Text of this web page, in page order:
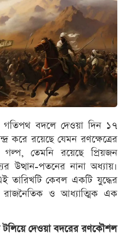
গতিপথ বদলে দেওয়া দিন ১৭
করে রয়েছে যেমন রণক্ষেত্রের
তেমনি রয়েছে প্রিয়জন
উত্থান-পতনের নানা অধ্যায়।
তারিখটি কেবল একটি যুদ্ধের
রাজনৈতিক ও আধ্যাত্মিক এক
টলিয়ে দেওয়া বদরের রণকৌশল